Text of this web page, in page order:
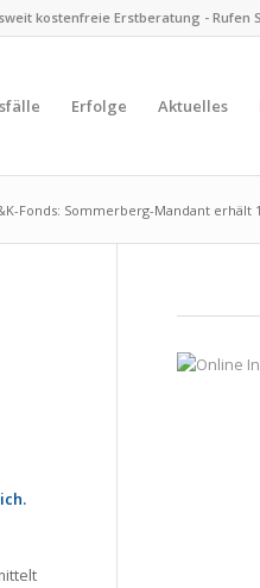
kostenfreie Erstberatung - Rufen
Erfolge Aktuelles
Fonds: Sommerberg-Mandant erhält